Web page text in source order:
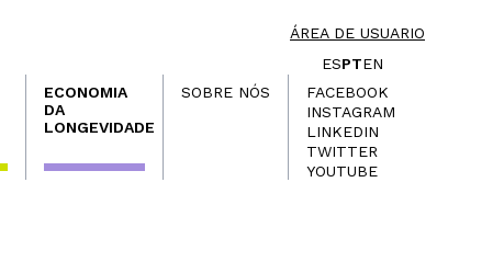
ÁREA DE USUARIO
ESPTEN
ECONOMIA
DA
LONGEVIDADE
SOBRE NÓS
FACEBOOK
INSTAGRAM
LINKEDIN
TWITTER
YOUTUBE